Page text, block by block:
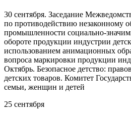
30 сентября. Заседание
по противодействию незаконному
промышленности социально-
обороте продукции индустрии
использованием анимационных
вопроса маркировки продукции
Октябрь. Безопасное детство:
детских товаров. Комитет
семьи, женщин и детей
25 сентября